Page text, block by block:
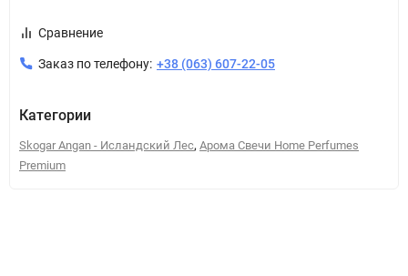
Сравнение
Заказ по телефону: +38 (063) 607-22-05
Категории
Skogar Angan - Исландский Лес, Арома Свечи Home Perfumes
Premium